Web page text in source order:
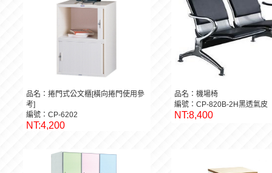
品名：捲門式公文櫃[橫向捲門使用參
考]
編號：CP-6202
NT:4,200
品名：機場椅
編號：CP-820B-2H黑透氣皮
NT:8,400